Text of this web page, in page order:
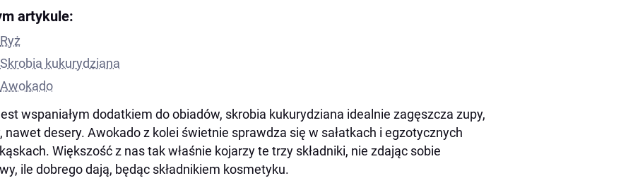
artykule:
Ryż
Skrobia kukurydziana
Awokado
wspaniałym dodatkiem do obiadów, skrobia kukurydziana idealnie zagęszcza zupy,
nawet desery. Awokado z kolei świetnie sprawdza się w sałatkach i egzotycznych
Większość z nas tak właśnie kojarzy te trzy składniki, nie zdając sobie
ile dobrego dają, będąc składnikiem kosmetyku.